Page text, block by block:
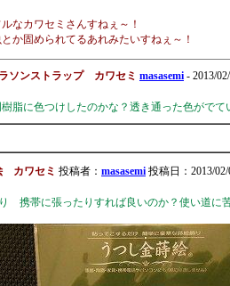
なカワセミさんすねぇ～！
か固められてるあれみたいすねぇ～！
ソンストラップ カワセミ masasemi - 2013/
脂に色つけしたのかな？透き通った色がで
カワセミ 投稿者： masasemi 投稿日：2013/
携帯に張ったりすれば良いのか？使い道に